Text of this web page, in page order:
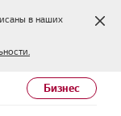
в наших
Бизнес